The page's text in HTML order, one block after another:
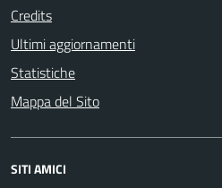
Credits
Ultimi aggiornamenti
Statistiche
Mappa del Sito
SITI AMICI